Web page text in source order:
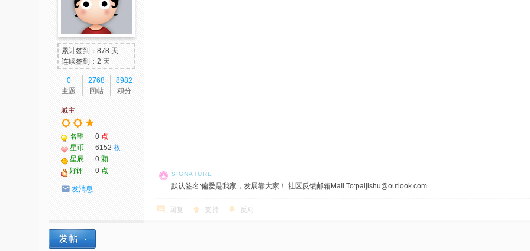
累计签到：878 天
连续签到：2 天
0
主题
2768
回帖
8982
积分
域主
名望 0 点
星币
6152 枚
星辰
0 颗
好评
0 点
发消息 默认签名:偏爱是我家，发展靠大家！ 社区反馈邮箱Mail To:paijishu@outlook.com
回复 支持 反对